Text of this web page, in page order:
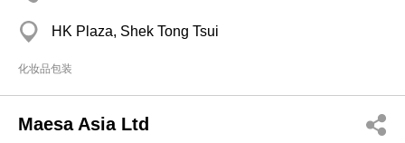
HK Plaza, Shek Tong Tsui
化妆品包装
Maesa Asia Ltd